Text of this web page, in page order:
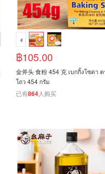
฿105.00
金斧头 食粉 454 克 เบกกิ้งโซดา
โถว 454 กรัม
已有864人购买